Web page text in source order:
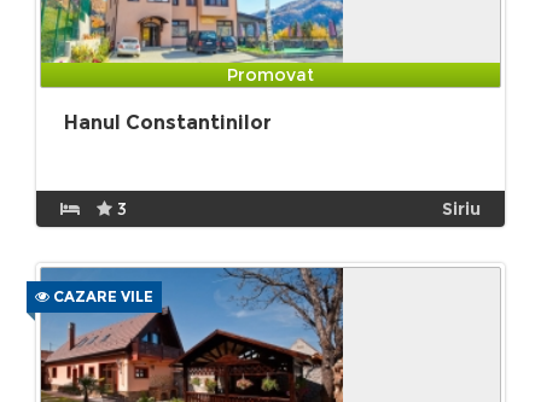
Promovat
Hanul Constantinilor
3 Siriu
CAZARE VILE